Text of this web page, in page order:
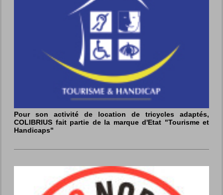
Pour son activité de location de tricycles adaptés,
COLIBRIUS fait partie de la marque d'Etat "Tourisme et
Handicaps"